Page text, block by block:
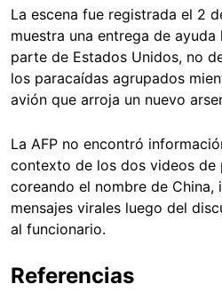
La escena fue registrada el 2
muestra una entrega de
parte de Estados Unidos, no
los paracaídas agrupados
avión que arroja un nuevo
La AFP no encontró
contexto de los dos videos de
coreando el nombre de China,
mensajes virales luego del
al funcionario.
Referencias